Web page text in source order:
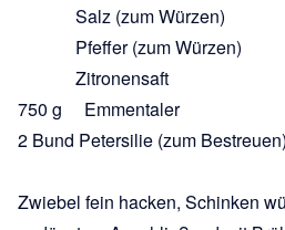
Salz (zum Würzen)
Pfeffer (zum Würzen)
Zitronensaft
750 g Emmentaler
2 Bund Petersilie (zum Bestreuen)
Zwiebel fein hacken, Schinken